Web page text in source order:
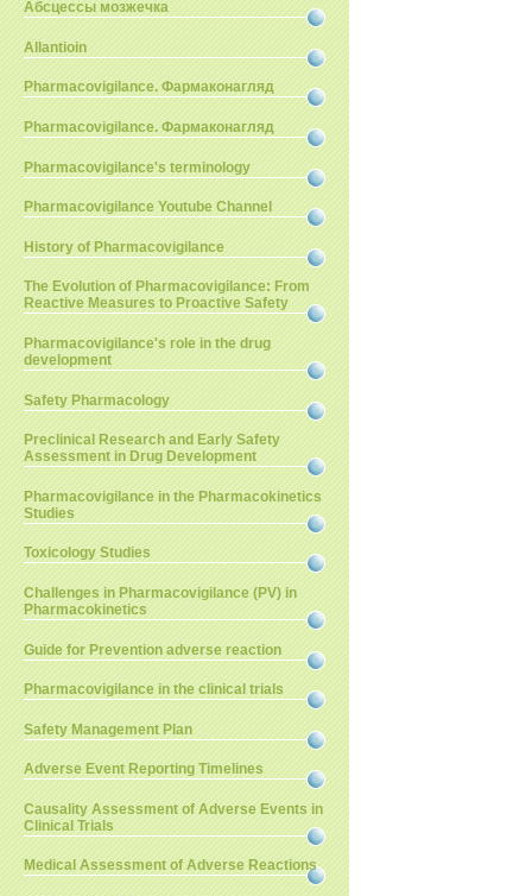
Абсцессы мозжечка
Allantioin
Pharmacovigilance. Фармаконагляд
Pharmacovigilance. Фармаконагляд
Pharmacovigilance's terminology
Pharmacovigilance Youtube Channel
History of Pharmacovigilance
The Evolution of Pharmacovigilance: From
Reactive Measures to Proactive Safety
Pharmacovigilance's role in the drug
development
Safety Pharmacology
Preclinical Research and Early Safety
Assessment in Drug Development
Pharmacovigilance in the Pharmacokinetics
Studies
Toxicology Studies
Challenges in Pharmacovigilance (PV) in
Pharmacokinetics
Guide for Prevention adverse reaction
Pharmacovigilance in the clinical trials
Safety Management Plan
Adverse Event Reporting Timelines
Causality Assessment of Adverse Events in
Clinical Trials
Medical Assessment of Adverse Reactions